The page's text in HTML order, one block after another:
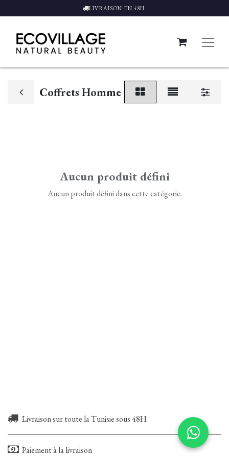
LIVRAISON EN 48H
Coffrets Homme
Aucun produit défini
Aucun produit défini dans cette catégorie.
Livraison sur toute la Tunisie sous 48H
Paiement à la livraison